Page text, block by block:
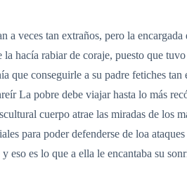
veces tan extraños, pero la
hacía rabiar de coraje, puesto que
conseguirle a su padre fetiches tan
La pobre debe viajar hasta lo más
cuerpo atrae las miradas de los
para poder defenderse de loa
es lo que a ella le encantaba su